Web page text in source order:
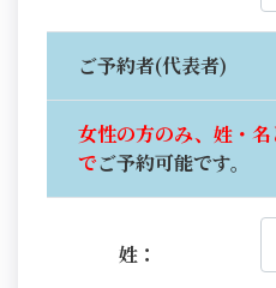
ご予約者(代表者)
女性の方のみ、姓・
でご予約可能です。
姓：